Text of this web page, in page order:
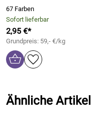
67 Farben
Sofort lieferbar
2,95 €*
Grundpreis: 59,- €/kg
Ähnliche Artikel